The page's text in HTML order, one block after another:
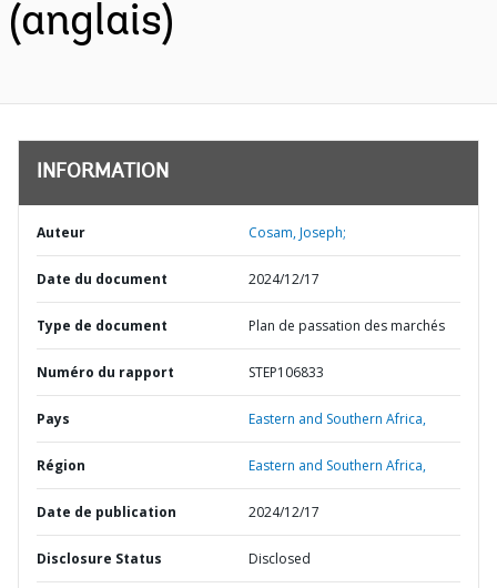
(anglais)
INFORMATION
Auteur Cosam, Joseph;
Date du document 2024/12/17
Type de document Plan de passation des marchés
Numéro du rapport STEP106833
Pays Eastern and Southern Africa,
Région Eastern and Southern Africa,
Date de publication 2024/12/17
Disclosure Status Disclosed